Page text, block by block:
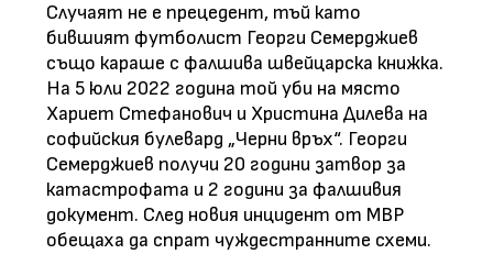
Случаят не е прецедент, тъй като
бившият футболист Георги Семерджиев
също караше с фалшива швейцарска книжка.
На 5 юли 2022 година той уби на място
Хариет Стефанович и Христина Дилева на
софийския булевард „Черни връх“. Георги
Семерджиев получи 20 години затвор за
катастрофата и 2 години за фалшивия
документ. След новия инцидент от МВР
обещаха да спрат чуждестранните схеми.